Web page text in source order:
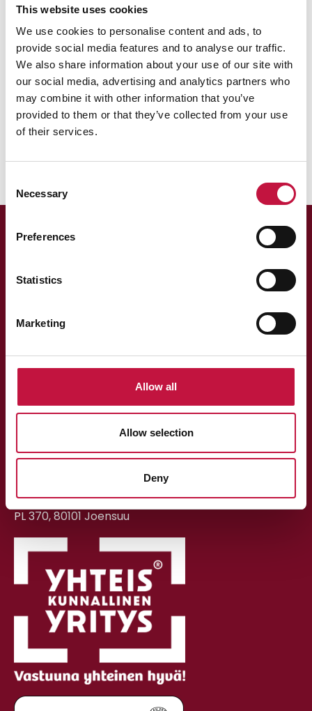
This website uses cookies
We use cookies to personalise content and ads, to
provide social media features and to analyse our traffic.
We also share information about your use of our site with
our social media, advertising and analytics partners who
may combine it with other information that you’ve
provided to them or that they’ve collected from your use
of their services.
Selection
Necessary
Preferences
Statistics
Marketing
Allow all
Allow selection
Deny
Voit laittaa poltettavaan jätteeseen.
Kiväärin käytetyt hylsyt:
Kerää hylsyt erikseen ja vie pakattuina
Kontiosuon jätekeskukseen ja jäteasemalle. Älä
laita niitä metallin keräykseen.
013 318 198 arkisin klo 9–15
asiakaspalvelu@puhas.fi
Ivontie 11c, 80230 Joensuu
Postiosoite:
PL 370, 80101 Joensuu